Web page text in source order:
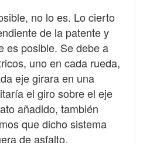
no lo es. Lo cierto
de la patente y
es posible. Se debe a
uno en cada rueda,
eje girara en una
el giro sobre el eje
añadido, también
que dicho sistema
de asfalto.